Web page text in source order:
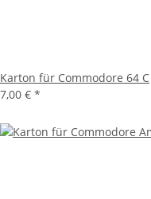
Karton für Commodore 64 C
7,00 € *